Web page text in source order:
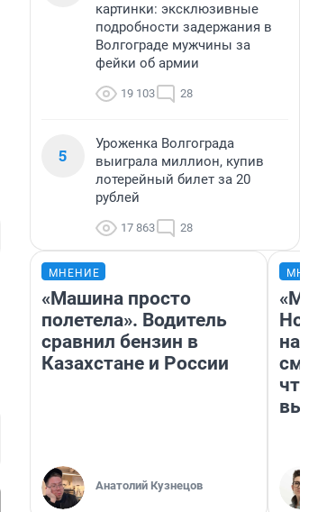
картинки: эксклюзивные
подробности задержания в
Волгограде мужчины за
фейки об армии
19 103 28
5
Уроженка Волгограда
выиграла миллион, купив
лотерейный билет за 20
рублей
17 863 28
МНЕНИЕ
«Машина просто
полетела». Водитель
сравнил бензин в
Казахстане и России
Анатолий Кузнецов
«Мы